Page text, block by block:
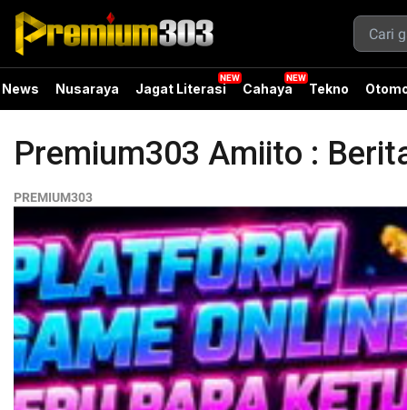
News Nusaraya Jagat Literasi Cahaya Tekno
Premium303 Amiito :
PREMIUM303